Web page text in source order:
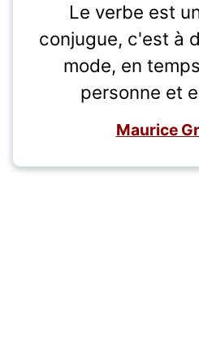
Le verbe est
conjugue, c'est à
mode, en
personne et
Maurice